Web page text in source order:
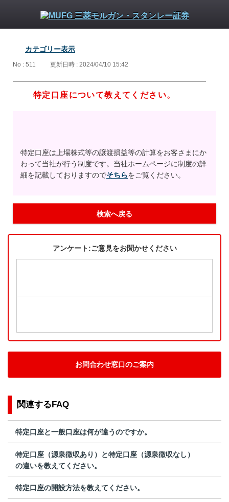
カテゴリー表示
No : 511 更新日時 : 2024/04/10 15:42
特定口座について教えてください。
特定口座は上場株式等の譲渡損益等の計算をお客さまにか
わって当社が行う制度です。当社ホームページに制度の詳
細を記載しておりますのでそちらをご覧ください。
検索へ戻る
アンケート:ご意見をお聞かせください
お問合わせ窓口のご案内
関連するFAQ
特定口座と一般口座は何が違うのですか。
特定口座（源泉徴収あり）と特定口座（源泉徴収なし）
の違いを教えてください。
特定口座の開設方法を教えてください。